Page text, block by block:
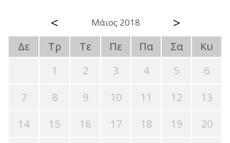
< Μάιος 2018 >
Δε Τρ Τε Πε Πα Σα
Κυ
1
2 3 4 5
6
7
8 9 10 11 12
13
14
15 16 17 18 19
20